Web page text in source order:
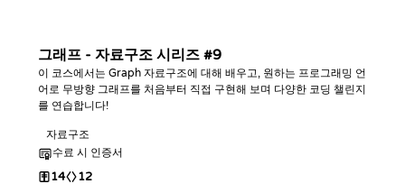
그래프 - 자료구조 시리즈 #9
이 코스에서는 Graph 자료구조에 대해 배우고, 원하는 프로그래밍 언
어로 무방향 그래프를 처음부터 직접 구현해 보며 다양한 코딩 챌린지
를 연습합니다!
자료구조
수료 시 인증서
14 12